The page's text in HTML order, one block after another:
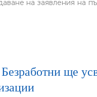
на заявления на
ще